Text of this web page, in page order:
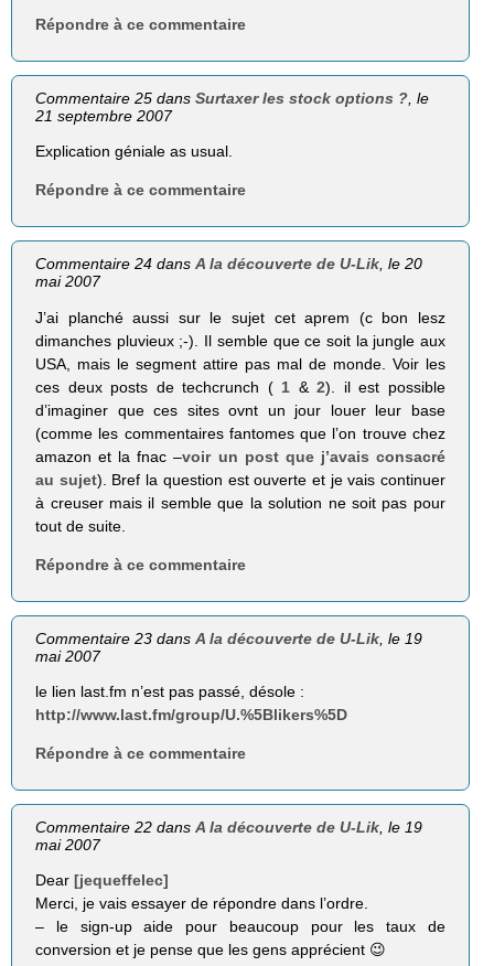
Répondre à ce commentaire
Commentaire 25 dansSurtaxer les stock options ?, le
21 septembre 2007
Explication géniale as usual.
Répondre à ce commentaire
Commentaire 24 dansA la découverte de U-Lik, le 20
mai 2007
J’ai planché aussi sur le sujet cet aprem (c bon lesz
dimanches pluvieux ;-). Il semble que ce soit la jungle aux
USA, mais le segment attire pas mal de monde. Voir les
ces deux posts de techcrunch ( 1 &2). il est possible
d’imaginer que ces sites ovnt un jour louer leur base
(comme les commentaires fantomes que l’on trouve chez
amazon et la fnac –voir un post que j’avais consacré
au sujet). Bref la question est ouverte et je vais continuer
à creuser mais il semble que la solution ne soit pas pour
tout de suite.
Répondre à ce commentaire
Commentaire 23 dansA la découverte de U-Lik , le 19
mai 2007
le lien last.fm n’est pas passé, désole :
http://www.last.fm/group/U.%5Blikers%5D
Répondre à ce commentaire
Commentaire 22 dansA la découverte de U-Lik , le 19
mai 2007
Dear[jequeffelec]
Merci, je vais essayer de répondre dans l’ordre.
– le sign-up aide pour beaucoup pour les taux de
conversion et je pense que les gens apprécient 😉